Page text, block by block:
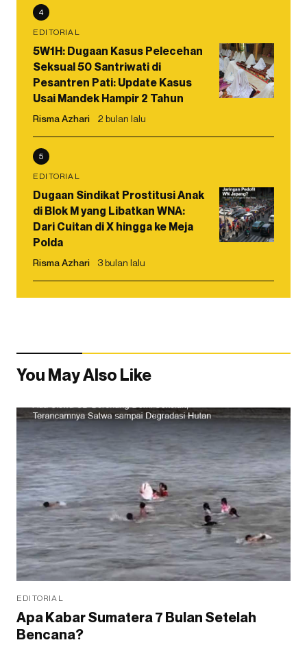
4
EDITORIAL
5W1H: Dugaan Kasus Pelecehan
Seksual 50 Santriwati di
Pesantren Pati: Update Kasus
Usai Mandek Hampir 2 Tahun
Risma Azhari 2 bulan lalu
5
EDITORIAL
Dugaan Sindikat Prostitusi Anak
di Blok M yang Libatkan WNA:
Dari Cuitan di X hingga ke Meja
Polda
Risma Azhari 3 bulan lalu
You May Also Like
EDITORIAL
Apa Kabar Sumatera 7 Bulan Setelah
Bencana?